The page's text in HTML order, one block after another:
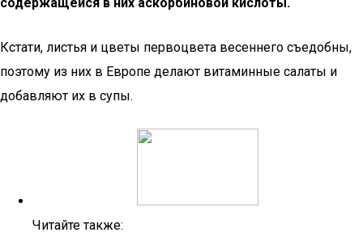
Кстати, листья и цветы первоцвета весеннего съедобны,
поэтому из них в Европе делают витаминные салаты и
добавляют их в супы.
Читайте также: